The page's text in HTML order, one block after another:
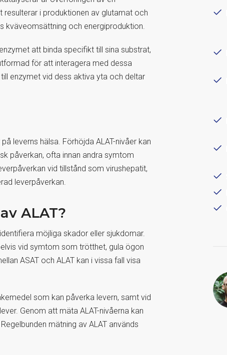
resulterar i produktionen av glutamat och
kväveomsättning och energiproduktion.
att binda specifikt till sina substrat,
för att interagera med dessa
enzymet vid dess aktiva yta och deltar
leverns hälsa. Förhöjda ALAT-nivåer kan
påverkan, ofta innan andra symtom
vid tillstånd som virushepatit,
leverpåverkan.
ALAT?
möjliga skador eller sjukdomar.
vid symtom som trötthet, gula ögon
ASAT och ALAT kan i vissa fall visa
som kan påverka levern, samt vid
Genom att mäta ALAT-nivåerna kan
mätning av ALAT används